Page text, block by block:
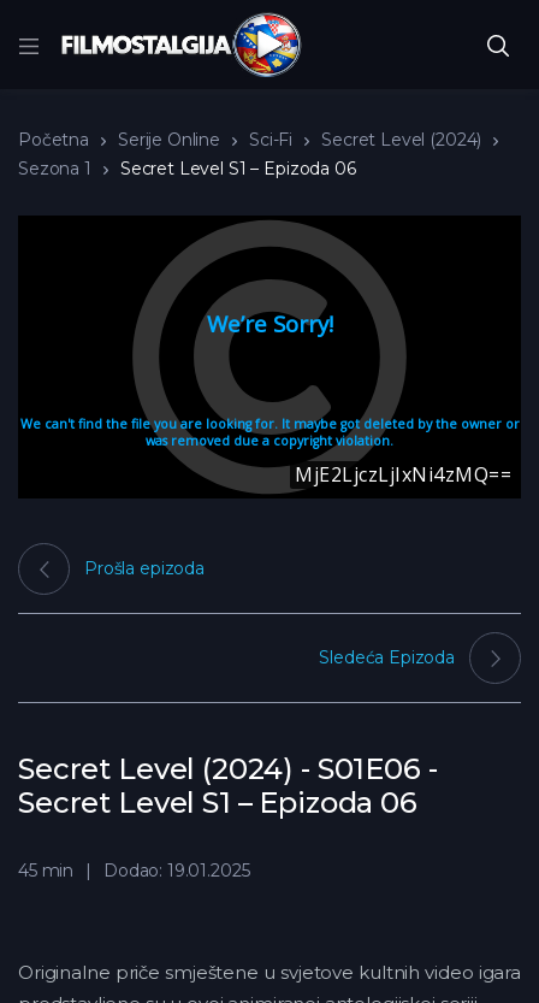
Početna Serije Online Sci-Fi
Secret Level (2024)
Sezona 1
Secret Level S1 – Epizoda 06
Secret Level (2024) - S01E06 -
Secret Level S1 – Epizoda 06
Prošla epizoda
Sledeća Epizoda
45 min Dodao: 19.01.2025
Originalne priče smještene u svjetove kultnih video igara